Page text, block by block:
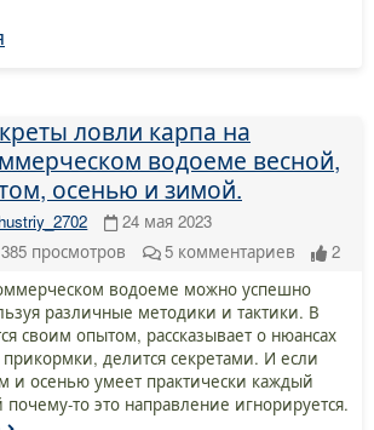
ловли карпа на
водоеме весной,
осенью и зимой.
24 мая 2023
просмотров 5 комментариев
2
водоеме можно успешно
различные методики и тактики. В
своим опытом, рассказывает о нюансах
делится секретами. И если
и осенью умеет практически каждый
то это направление игнорируется.